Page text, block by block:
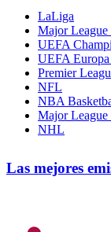
LaLiga
Major
UEFA
UEFA
Premier
NFL
NBA
Major League
NHL
Las mejores